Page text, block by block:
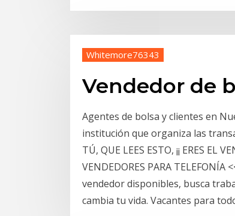
Whitemore76343
Vendedor de
Agentes de bolsa y clientes en
institución que organiza las
TÚ, QUE LEES ESTO, ¡¡ ERES EL
VENDEDORES PARA
vendedor disponibles, busca
cambia tu vida. Vacantes para